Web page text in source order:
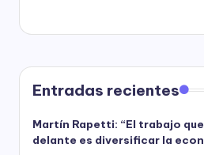
Entradas recientes
Martín Rapetti: “El trabajo
delante es diversificar la